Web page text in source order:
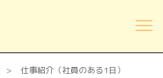
仕事紹介（社員のある1日）